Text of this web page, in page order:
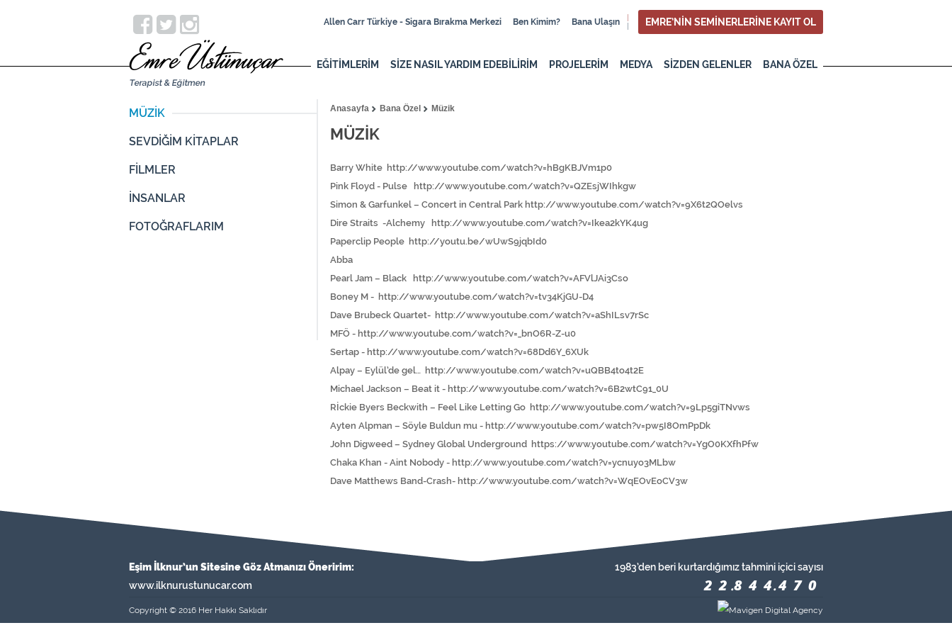
EMRE’NİN SEMİNERLERİNE KAYIT OL
Allen Carr Türkiye - Sigara Bırakma Merkezi Ben Kimim? Bana Ulaşın
EĞİTİMLERİM SİZE NASIL YARDIM EDEBİLİRİM PROJELERİM MEDYA SİZDEN GELENLER BANA ÖZEL
MÜZİK
SEVDİĞİM KİTAPLAR
FİLMLER
İNSANLAR
FOTOĞRAFLARIM
Müzik
Bana Özel
Anasayfa
MÜZİK
Barry White http://www.youtube.com/watch?v=hBgKBJVm1p0
Pink Floyd - Pulse
http://www.youtube.com/watch?v=QZEsjWIhkgw
Simon & Garfunkel – Concert in Central Park http://www.youtube.com/watch?v=9X6t2QOelvs
Dire Straits -Alchemy
http://www.youtube.com/watch?v=Ikea2kYK4ug
Paperclip People http://youtu.be/wUwS9jqbId0
Abba
Pearl Jam – Black
http://www.youtube.com/watch?v=AFVlJAi3Cso
Boney M - http://www.youtube.com/watch?v=tv34KjGU-D4
Dave Brubeck Quartet- http://www.youtube.com/watch?v=aShILsv7rSc
MFÖ - http://www.youtube.com/watch?v=_bnO6R-Z-u0
Sertap - http://www.youtube.com/watch?v=68Dd6Y_6XUk
Alpay – Eylül’de gel… http://www.youtube.com/watch?v=uQBB4to4t2E
Michael Jackson – Beat it - http://www.youtube.com/watch?v=6B2wtC91_0U
Rİckie Byers Beckwith – Feel Like Letting Go http://www.youtube.com/watch?v=9Lp5giTNvws
Ayten Alpman – Söyle Buldun mu - http://www.youtube.com/watch?v=pw5I8OmPpDk
John Digweed – Sydney Global Underground https://www.youtube.com/watch?v=YgO0KXfhPfw
Chaka Khan - Aint Nobody - http://www.youtube.com/watch?v=ycnuyo3MLbw
Dave Matthews Band-Crash- http://www.youtube.com/watch?v=WqEOvEoCV3w
Eşim İlknur’un Sitesine Göz Atmanızı Öneririm:
www.ilknurustunucar.com
1983’den beri kurtardığımız tahmini içici sayısı
22844470
Copyright © 2016 Her Hakkı Saklıdır